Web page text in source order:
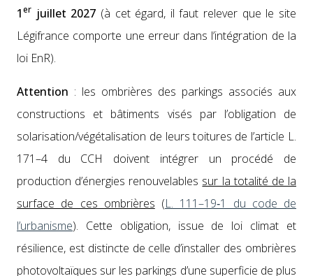
1er juil­let 2027 (à cet égard, il faut relever que le site
Légifrance com­porte une erreur dans l’in­té­gra­tion de la
loi EnR).
Atten­tion : les ombrières des park­ings asso­ciés aux
con­struc­tions et bâti­ments visés par l’obligation de
solarisation/végétalisation de leurs toi­tures de l’article L.
171–4 du CCH doivent inté­gr­er un procédé de
pro­duc­tion d’énergies renou­ve­lables sur la total­ité de la
sur­face de ces ombrières (L. 111–19‑1 du code de
l’urbanisme). Cette oblig­a­tion, issue de loi cli­mat et
résilience, est dis­tincte de celle d’in­staller des ombrières
pho­to­voltaïques sur les park­ings d’une super­fi­cie de plus